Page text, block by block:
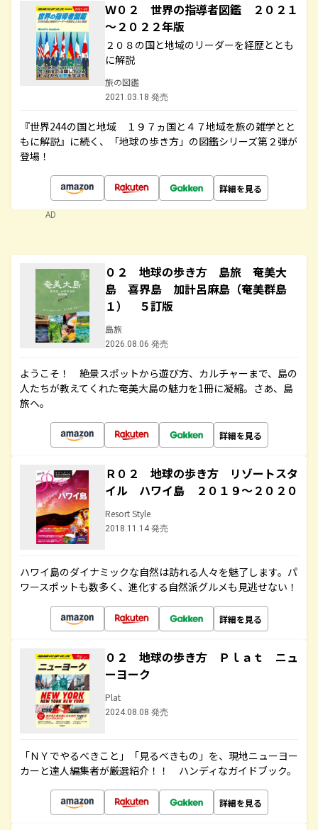
Ｗ０２ 世界の指導者図鑑 ２０２１
～２０２２年版
２０８の国と地域のリーダーを経歴ととも
に解説
旅の図鑑
2021.03.18 発売
『世界244の国と地域 １９７ヵ国と４７地域を旅の雑学とと
もに解説』に続く、「地球の歩き方」の図鑑シリーズ第２弾が
登場！
詳細を見る
AD
０２ 地球の歩き方 島旅 奄美大
島 喜界島 加計呂麻島（奄美群島
１） ５訂版
島旅
2026.08.06 発売
ようこそ！ 絶景スポットから遊び方、カルチャーまで、島の
人たちが教えてくれた奄美大島の魅力を1冊に凝縮。さあ、島
旅へ。
詳細を見る
Ｒ０２ 地球の歩き方 リゾートスタ
イル ハワイ島 ２０１９～２０２０
Resort Style
2018.11.14 発売
ハワイ島のダイナミックな自然は訪れる人々を魅了します。パ
ワースポットも数多く、進化する自然派グルメも見逃せない！
詳細を見る
０２ 地球の歩き方 Ｐｌａｔ ニュ
ーヨーク
Plat
2024.08.08 発売
「ＮＹでやるべきこと」「見るべきもの」を、現地ニューヨー
カーと達人編集者が厳選紹介！！ ハンディなガイドブック。
詳細を見る